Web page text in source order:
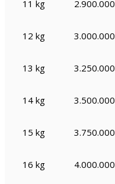
11 kg 2.900.000
12 kg 3.000.000
13 kg 3.250.000
14 kg 3.500.000
15 kg 3.750.000
16 kg 4.000.000